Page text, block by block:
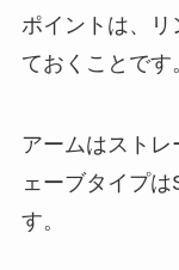
ポイントは、リ
ておくことです
アームはスト
ェーブタイプ
す。